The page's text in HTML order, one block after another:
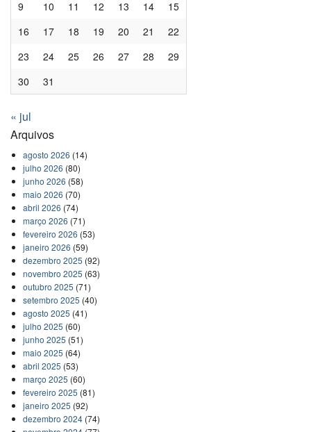
9 10 11 12 13 14
15
16
17 18 19 20 21
22
23
24 25 26 27 28
29
30
31
« jul
Arquivos
agosto 2026 (14)
julho 2026 (80)
junho 2026 (58)
maio 2026 (70)
abril 2026 (74)
março 2026 (71)
fevereiro 2026 (53)
janeiro 2026 (59)
dezembro 2025 (92)
novembro 2025 (63)
outubro 2025 (71)
setembro 2025 (40)
agosto 2025 (41)
julho 2025 (60)
junho 2025 (51)
maio 2025 (64)
abril 2025 (53)
março 2025 (60)
fevereiro 2025 (81)
janeiro 2025 (92)
dezembro 2024(74)